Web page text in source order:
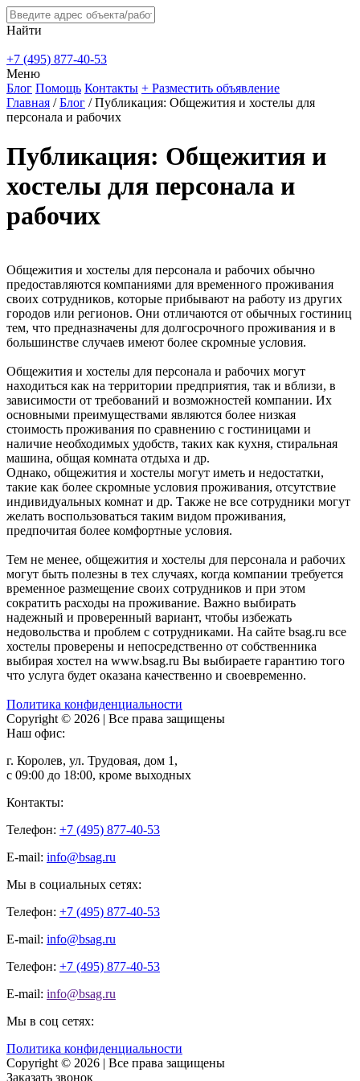
Найти
+7 (495) 877-40-53
Меню
Блог Помощь Контакты + Разместить объявление
Главная / Блог / Публикация: Общежития и хостелы для
персонала и рабочих
Публикация: Общежития и
хостелы для персонала и
рабочих
Общежития и хостелы для персонала и рабочих обычно
предоставляются компаниями для временного проживания
своих сотрудников, которые прибывают на работу из других
городов или регионов. Они отличаются от обычных гостиниц
тем, что предназначены для долгосрочного проживания и в
большинстве случаев имеют более скромные условия.
Общежития и хостелы для персонала и рабочих могут
находиться как на территории предприятия, так и вблизи, в
зависимости от требований и возможностей компании. Их
основными преимуществами являются более низкая
стоимость проживания по сравнению с гостиницами и
наличие необходимых удобств, таких как кухня, стиральная
машина, общая комната отдыха и др.
Однако, общежития и хостелы могут иметь и недостатки,
такие как более скромные условия проживания, отсутствие
индивидуальных комнат и др. Также не все сотрудники могут
желать воспользоваться таким видом проживания,
предпочитая более комфортные условия.
Тем не менее, общежития и хостелы для персонала и рабочих
могут быть полезны в тех случаях, когда компании требуется
временное размещение своих сотрудников и при этом
сократить расходы на проживание. Важно выбирать
надежный и проверенный вариант, чтобы избежать
недовольства и проблем с сотрудниками. На сайте bsag.ru все
хостелы проверены и непосредственно от собственника
выбирая хостел на www.bsag.ru Вы выбираете гарантию того
что услуга будет оказана качественно и своевременно.
Политика конфиденциальности
Copyright © 2026 | Все права защищены
Наш офис:
г. Королев, ул. Трудовая, дом 1,
с 09:00 до 18:00, кроме выходных
Контакты:
Телефон: +7 (495) 877-40-53
E-mail: info@bsag.ru
Мы в социальных сетях:
Телефон: +7 (495) 877-40-53
E-mail: info@bsag.ru
Телефон: +7 (495) 877-40-53
E-mail: info@bsag.ru
Мы в соц сетях:
Политика конфиденциальности
Copyright © 2026 | Все права защищены
Заказать звонок